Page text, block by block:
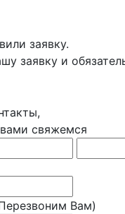
заявку.
заявку и
свяжемся
Вам)